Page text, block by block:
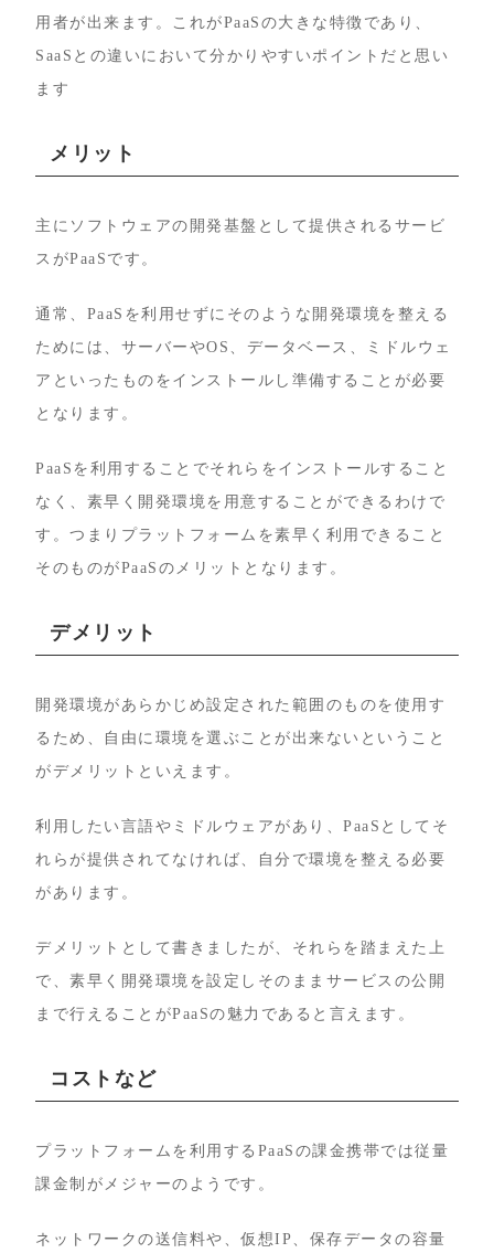
用者が出来ます。これがPaaSの大きな特徴であり、
SaaSとの違いにおいて分かりやすいポイントだと思い
ます
メリット
主にソフトウェアの開発基盤として提供されるサービ
スがPaaSです。
通常、PaaSを利用せずにそのような開発環境を整える
ためには、サーバーやOS、データベース、ミドルウェ
アといったものをインストールし準備することが必要
となります。
PaaSを利用することでそれらをインストールすること
なく、素早く開発環境を用意することができるわけで
す。つまりプラットフォームを素早く利用できること
そのものがPaaSのメリットとなります。
デメリット
開発環境があらかじめ設定された範囲のものを使用す
るため、自由に環境を選ぶことが出来ないということ
がデメリットといえます。
利用したい言語やミドルウェアがあり、PaaSとしてそ
れらが提供されてなければ、自分で環境を整える必要
があります。
デメリットとして書きましたが、それらを踏まえた上
で、素早く開発環境を設定しそのままサービスの公開
まで行えることがPaaSの魅力であると言えます。
コストなど
プラットフォームを利用するPaaSの課金携帯では従量
課金制がメジャーのようです。
ネットワークの送信料や、仮想IP、保存データの容量